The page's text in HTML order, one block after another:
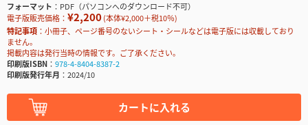
フォーマット
PDF（パソコンへのダウンロード不可）
電子版販売価格： ¥2,200(本体¥2,000＋税10％)
特記事項
小冊子、ページ番号のないシート・シールなどは電子版には収載しており
ません。
掲載内容は発行当時の情報です。ご了承ください。
印刷版ISBN
978-4-8404-8387-2
印刷版発行年月
2024/10
カートに入れる